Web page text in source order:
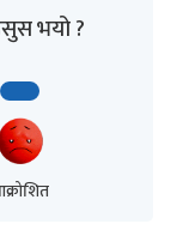
भयो ?